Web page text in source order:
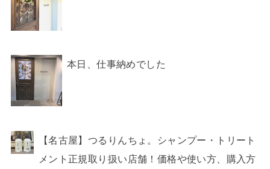
本日、仕事納めでした
【名古屋】つるりんちょ。シャンプー・トリート
メント正規取り扱い店舗！価格や使い方、購入方